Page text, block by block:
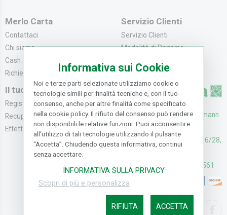
Merlo Carta
Contattaci
Chi siamo
Cash & Carry
Richiedi catalogo
Servizio Clienti
Servizio Clienti
Modalità di Pagame...
Resi e Recessi
Il tuo Account
Registrati
Recupera la Passwo...
Effettua un Reso
UFFICI: V. Senna 44/46, Osmann
oro Sesto F.no (FI)
CASH & CARRY: V. Senna 26/28,
Assistenza: (+39) 055374561
Informativa sui Cookie
Noi e terze parti selezionate utilizziamo cookie o
tecnologie simili per finalità tecniche e, con il tuo
consenso, anche per altre finalità come specificato
nella cookie policy. Il rifiuto del consenso può rendere
non disponibili le relative funzioni. Puoi acconsentire
all’utilizzo di tali tecnologie utilizzando il pulsante
“Accetta”. Chiudendo questa informativa, continui
senza accettare.
INFORMATIVA SULLA PRIVACY
Scopri di più e personalizza
RIFIUTA ACCETTA